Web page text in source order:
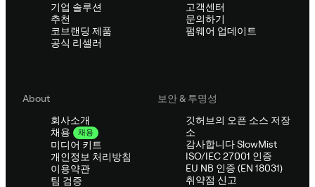
기업 솔루션
추천
코브랜딩 제품
공식 리셀러
고객센터
문의하기
펌웨어 업데이트
About
회사소개
채용
채용
미디어 키트
개인정보 처리방침
이용약관
팀 검증
보안 & 투명성
깃허브의 오픈 소스 저장
소
감사합니다 SlowMist
ISO/IEC 27001 인증
EU NB 인증 (EN 18031)
취약점 신고